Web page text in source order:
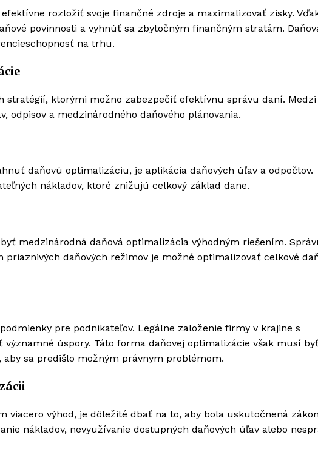
rozložiť svoje finančné zdroje a maximalizovať zisky.
povinnosti a vyhnúť sa zbytočným finančným stratám.
na trhu.
stratégií, ktorými možno zabezpečiť efektívnu správu daní. Medzi
odpisov a medzinárodného daňového plánovania.
daňovú optimalizáciu, je aplikácia daňových úľav a odpočtov.
nákladov, ktoré znižujú celkový základ dane.
medzinárodná daňová optimalizácia výhodným riešením.
daňových režimov je možné optimalizovať celkové
pre podnikateľov. Legálne založenie firmy v krajine s
úspory. Táto forma daňovej optimalizácie však musí
sa predišlo možným právnym problémom.
viacero výhod, je dôležité dbať na to, aby bola uskutočnená
nákladov, nevyužívanie dostupných daňových úľav alebo